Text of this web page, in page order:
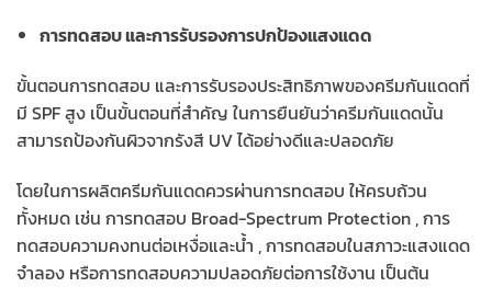
การทดสอบ และการรับรองการปกป้องแสงแดด
ขั้นตอนการทดสอบ และการรับรองประสิทธิภาพของครีมกันแดดที่
มี SPF สูง เป็นขั้นตอนที่สำคัญ ในการยืนยันว่าครีมกันแดดนั้น
สามารถป้องกันผิวจากรังสี UV ได้อย่างดีและปลอดภัย
โดยในการผลิตครีมกันแดดควรผ่านการทดสอบ ให้ครบถ้วน
ทั้งหมด เช่น การทดสอบ Broad-Spectrum Protection , การ
ทดสอบความคงทนต่อเหงื่อและน้ำ , การทดสอบในสภาวะแสงแดด
จำลอง หรือการทดสอบความปลอดภัยต่อการใช้งาน เป็นต้น